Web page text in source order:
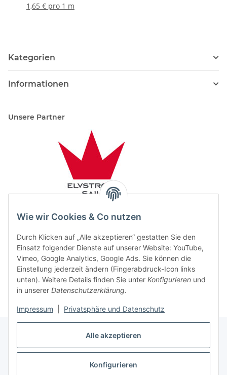
Alle akzeptieren
Konfigurieren
Wie wir Cookies & Co nutzen
Durch Klicken auf „Alle akzeptieren“ gestatten Sie den
Einsatz folgender Dienste auf unserer Website: YouTube,
Vimeo, Google Analytics, Google Ads. Sie können die
Einstellung jederzeit ändern (Fingerabdruck-Icon links
unten). Weitere Details finden Sie unter Konfigurieren und
in unserer Datenschutzerklärung.
Impressum Privatsphäre und Datenschutz
1,65 € pro 1 m
Kategorien
Informationen
Unsere Partner
Vertrag widerrufen